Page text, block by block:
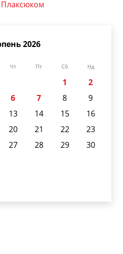
2026
Чт Пт Сб Нд
1
2
6 7 8
9
13 14 15
16
20 21 22
23
27 28 29
30